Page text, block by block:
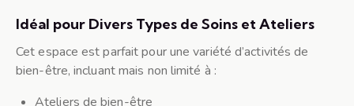
Idéal pour Divers Types de Soins et Ateliers
Cet espace est parfait pour une variété d’activités de
bien-être, incluant mais non limité à :
Ateliers de bien-être